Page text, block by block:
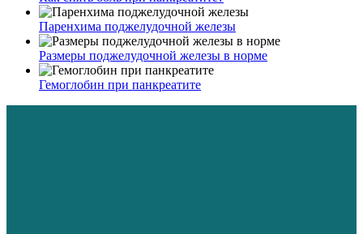
Паренхима поджелудочной железы
Размеры поджелудочной железы в норме
Гемоглобин при панкреатите